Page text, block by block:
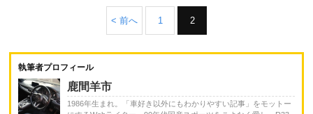
< 前へ 1 2
執筆者プロフィール
鹿間羊市
1986年生まれ。「車好き以外にもわかりやすい記事」をモットー